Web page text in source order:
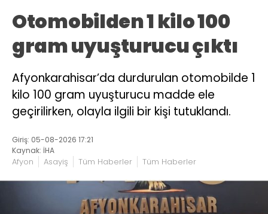
Otomobilden 1 kilo 100
gram uyuşturucu çıktı
Afyonkarahisar’da durdurulan otomobilde 1
kilo 100 gram uyuşturucu madde ele
geçirilirken, olayla ilgili bir kişi tutuklandı.
Giriş: 05-08-2026 17:21
Kaynak: İHA
Afyon Asayiş Tüm Haberler Tüm Haberler